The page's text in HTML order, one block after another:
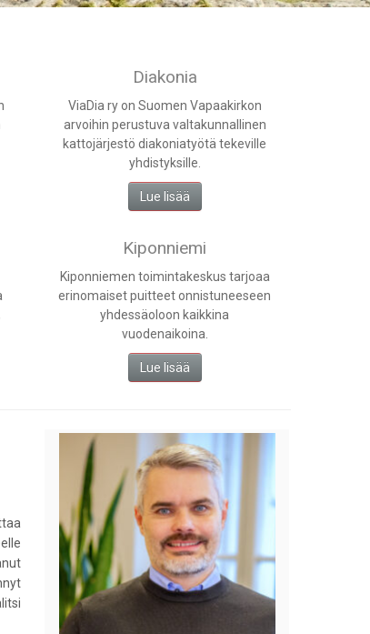
Diakonia
ViaDia ry on Suomen Vapaakirkon
arvoihin perustuva valtakunnallinen
kattojärjestö diakoniatyötä tekeville
yhdistyksille.
Lue lisää
Kiponniemi
Kiponniemen toimintakeskus tarjoaa
erinomaiset puitteet onnistuneeseen
yhdessäoloon kaikkina
vuodenaikoina.
Lue lisää